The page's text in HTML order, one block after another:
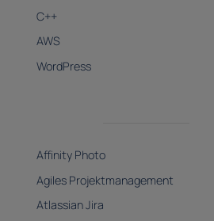
C++
AWS
WordPress
Affinity Photo
Agiles Projektmanagement
Atlassian Jira